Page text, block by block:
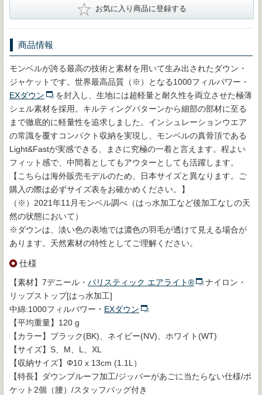
★ お気に入り商品に登録する
商品情報
モンベルが誇る最高の技術と素材を用いて生み出されたダウン・
ジャケットです。世界最高品質（※）となる1000フィルパワー・
EXダウン
を封入し、生地には超軽量と耐久性を両立させた極薄
シェル素材を採用。キルティングパターンから細部の部材に至る
まで徹底的に軽量性を追求しました。インシュレーションウエア
の常識を覆すコンパクト収納を実現し、モンベルの真骨頂である
Light&Fastが実感できる、まさに究極の一着と言えます。程よい
フィット感で、中間着としてもアウターとしても活躍します。
【こちらは海外販売モデルのため、日本サイズと異なります。ご
購入の際は必ずサイズ表をお確かめください。】
（※）2021年11月モンベル調べ（はっ水加工など後加工なしの天
然の状態において）
※ダウンは、淡い色の表地では濃色の羽毛が透けて見える場合が
あります。天然素材の特性としてご理解ください。
仕様
【素材】7デニール・ バリスティック エアライト®
ナイロン・
リップストップ[はっ水加工]
中綿:1000フィルパワー・ EXダウン
【平均重量】120 g
【カラー】ブラック(BK)、ネイビー(NV)、ホワイト(WT)
【サイズ】S、M、L、XL
【収納サイズ】Φ10 x 13cm (1.1L）
【特長】ダウンプルーフ加工/ジッパーがあごに当たらない仕様/ポ
ケット2個（腰）/スタッフバッグ付き